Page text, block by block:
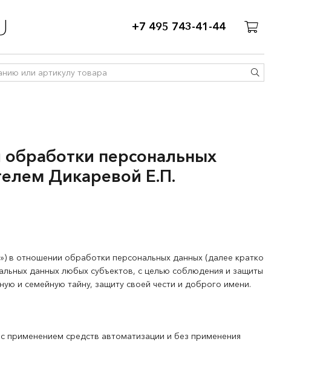
+7 495 743-41-44
персональных
Дикаревой Е.П.
в отношении обработки персональных данных (далее кратко
данных любых субъектов, с целью соблюдения и защиты
и семейную тайну, защиту своей чести и доброго имени.
применением средств автоматизации и без применения